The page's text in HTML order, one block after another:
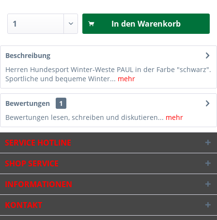
In den Warenkorb
Beschreibung
Herren Hundesport Winter-Weste PAUL in der Farbe "schwarz".
Sportliche und bequeme Winter... mehr
Bewertungen
1
Bewertungen lesen, schreiben und diskutieren... mehr
SERVICE HOTLINE
SHOP SERVICE
INFORMATIONEN
KONTAKT